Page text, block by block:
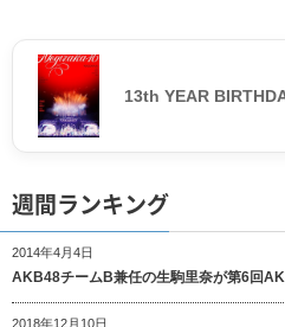
13th YEAR
週間ランキング
2014年4月4日
AKB48チームB兼任の生駒里奈が第6回
2018年12月10日